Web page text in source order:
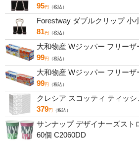
95円 （税込）
Forestway ダブルクリップ 小
81円 （税込）
大和物産 Wジッパー フリーザ
99円 （税込）
大和物産 Wジッパー フリーザ
99円 （税込）
クレシア スコッティ ティッシ
379円 （税込）
サンナップ デザイナーズスト
60個 C2060DD